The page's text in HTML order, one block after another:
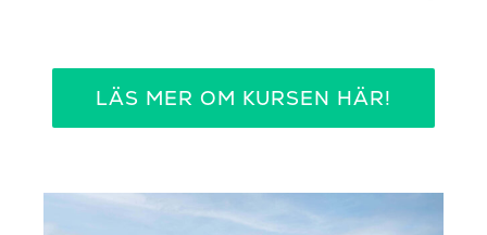
LÄS MER OM KURSEN HÄR!